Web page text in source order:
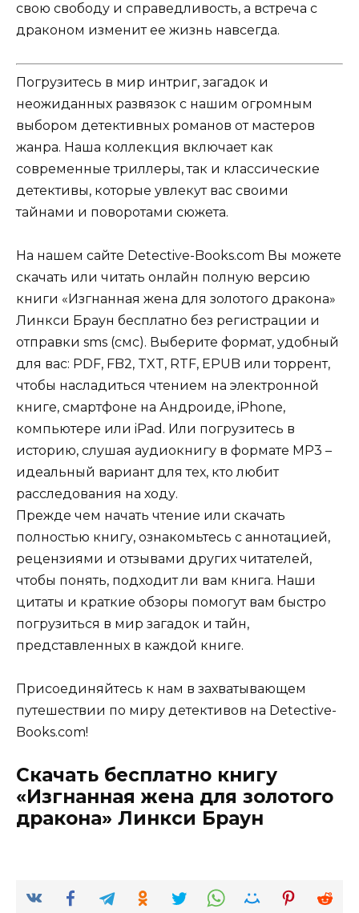
свою свободу и справедливость, а встреча с
драконом изменит ее жизнь навсегда.
Погрузитесь в мир интриг, загадок и
неожиданных развязок с нашим огромным
выбором детективных романов от мастеров
жанра. Наша коллекция включает как
современные триллеры, так и классические
детективы, которые увлекут вас своими
тайнами и поворотами сюжета.
На нашем сайте Detective-Books.com Вы можете
скачать или читать онлайн полную версию
книги «Изгнанная жена для золотого дракона»
Линкси Браун бесплатно без регистрации и
отправки sms (смс). Выберите формат, удобный
для вас: PDF, FB2, TXT, RTF, EPUB или торрент,
чтобы насладиться чтением на электронной
книге, смартфоне на Андроиде, iPhone,
компьютере или iPad. Или погрузитесь в
историю, слушая аудиокнигу в формате MP3 –
идеальный вариант для тех, кто любит
расследования на ходу.
Прежде чем начать чтение или скачать
полностью книгу, ознакомьтесь с аннотацией,
рецензиями и отзывами других читателей,
чтобы понять, подходит ли вам книга. Наши
цитаты и краткие обзоры помогут вам быстро
погрузиться в мир загадок и тайн,
представленных в каждой книге.
Присоединяйтесь к нам в захватывающем
путешествии по миру детективов на Detective-
Books.com!
Скачать бесплатно книгу
«Изгнанная жена для золотого
дракона» Линкси Браун